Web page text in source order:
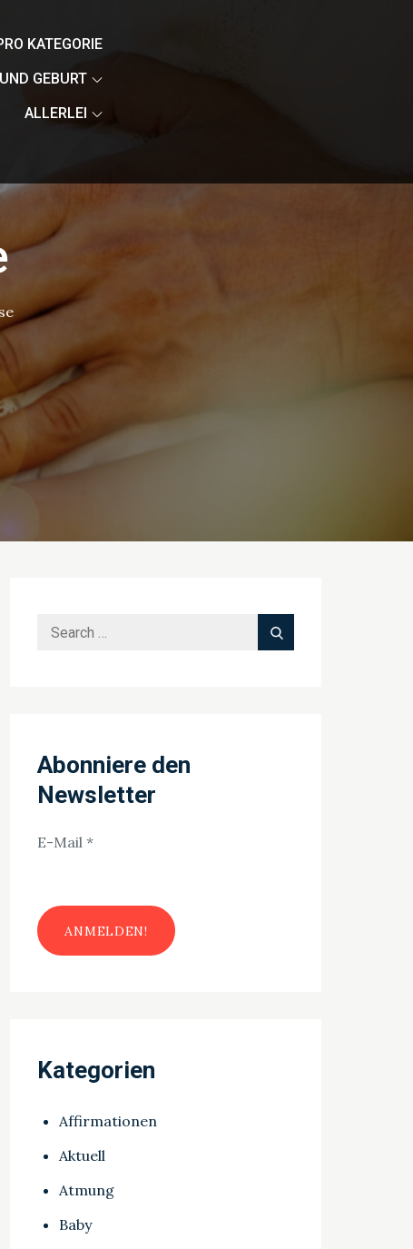
KATEGORIE
GEBURT
ALLERLEI
Search
Search
Abonniere den
Newsletter
E-Mail*
Kategorien
Affirmationen
Aktuell
Atmung
Baby